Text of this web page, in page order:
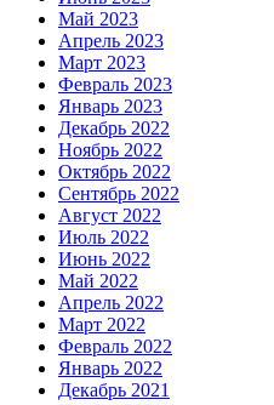
Май 2023
Апрель 2023
Март 2023
Февраль 2023
Январь 2023
Декабрь 2022
Ноябрь 2022
Октябрь 2022
Сентябрь 2022
Август 2022
Июль 2022
Июнь 2022
Май 2022
Апрель 2022
Март 2022
Февраль 2022
Январь 2022
Декабрь 2021